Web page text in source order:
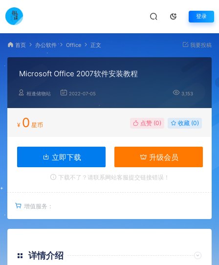
登录
首页 办公软件 Office 正文 我要投稿
Microsoft Office 2007软件安装教程
相逢储物站 2022-07-05 3,153
¥ 0 星币 点赞 (0) 收藏 (0)
立即下载 升级会员
下载不了？请联系网站客服提交链接错误！
增值服务：
详情介绍